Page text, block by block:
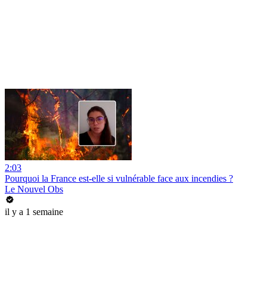
2:03
Pourquoi la France est-elle si vulnérable face aux incendies ?
Le Nouvel Obs
il y a 1 semaine